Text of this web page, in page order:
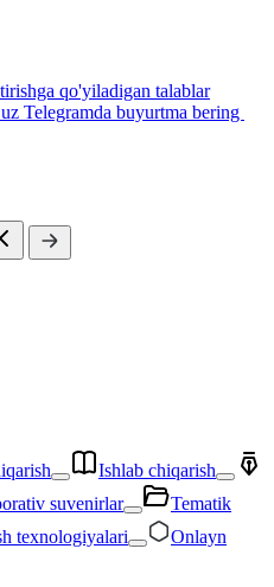
qo'yiladigan talablar
Telegramda buyurtma bering
Ishlab chiqarish
suvenirlar
Tematik
texnologiyalari
Onlayn